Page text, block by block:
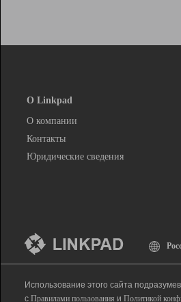
О Linkpad
О компании
Контакты
Юридические сведения
Использование этого сайта
с Правилами пользования и Политикой